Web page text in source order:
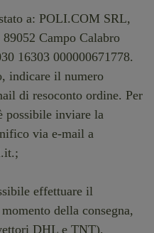
a: POLI.COM SRL,
Campo Calabro
16303 000000671778.
indicare il numero
di resoconto ordine. Per
possibile inviare la
via e-mail a
effettuare il
della consegna,
DHL e TNT),